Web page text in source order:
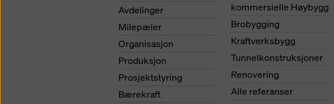
Avdelinger
Milepæler
Organisasjon
Produksjon
Prosjektstyring
Bærekraft
kommersielle Høybygg
Brobygging
Kraftverksbygg
Tunnelkonstruksjoner
Renovering
Alle referanser